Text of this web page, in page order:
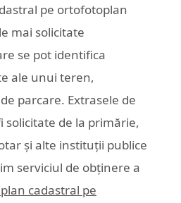
pe ortofotoplan
mai solicitate
se pot identifica
ale unui teren,
parcare. Extrasele de
solicitate de la primărie,
și alte instituții publice
serviciul de obținere a
cadastral pe